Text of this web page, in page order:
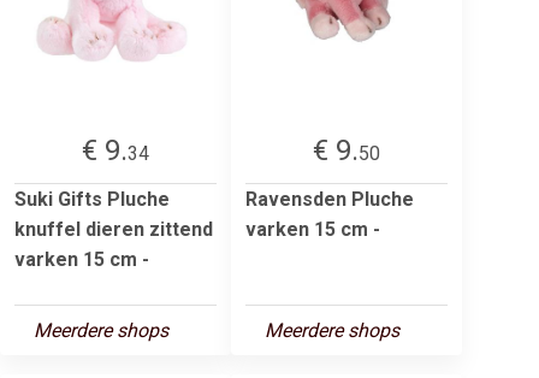
€ 9.34
Suki Gifts Pluche
knuffel dieren zittend
varken 15 cm -
Meerdere shops
€ 9.50
Ravensden Pluche
varken 15 cm -
Meerdere shops